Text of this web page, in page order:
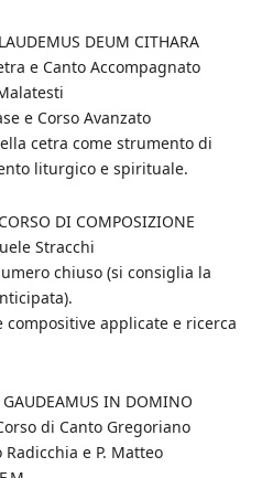
DEUM CITHARA
e Canto Accompagnato
e Corso Avanzato
cetra come strumento di
liturgico e spirituale.
DI COMPOSIZIONE
Stracchi
chiuso (si consiglia la
compositive applicate e ricerca
IN DOMINO
di Canto Gregoriano
Radicchia e P. Matteo